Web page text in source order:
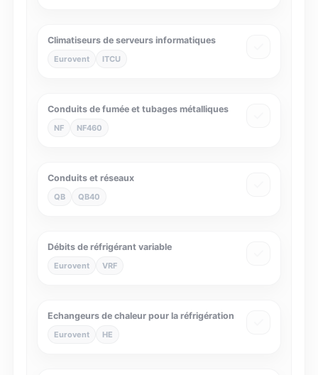
Climatiseurs de serveurs informatiques
Eurovent ITCU
Conduits de fumée et tubages métalliques
NF NF460
Conduits et réseaux
QB QB40
Débits de réfrigérant variable
Eurovent VRF
Echangeurs de chaleur pour la réfrigération
Eurovent HE